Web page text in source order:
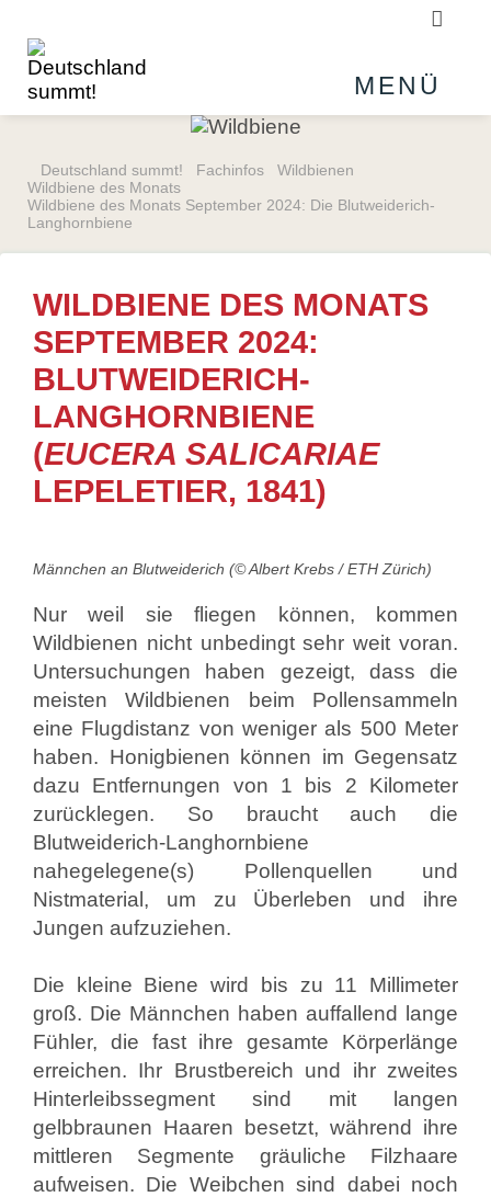
MENÜ
Deutschland summt! Fachinfos
Wildbienen
Wildbiene des Monats
Wildbiene des Monats September 2024: Die Blutweiderich-
Langhornbiene
WILDBIENE DES MONATS
SEPTEMBER 2024:
BLUTWEIDERICH-
LANGHORNBIENE
(EUCERA SALICARIAE
LEPELETIER, 1841)
Männchen an Blutweiderich (© Albert Krebs / ETH Zürich)
Nur weil sie fliegen können, kommen
Wildbienen nicht unbedingt sehr weit voran.
Untersuchungen haben gezeigt, dass die
meisten Wildbienen beim Pollensammeln
eine Flugdistanz von weniger als 500 Meter
haben. Honigbienen können im Gegensatz
dazu Entfernungen von 1 bis 2 Kilometer
zurücklegen. So braucht auch die
Blutweiderich-Langhornbiene
nahegelegene(s) Pollenquellen und
Nistmaterial, um zu Überleben und ihre
Jungen aufzuziehen.
Die kleine Biene wird bis zu 11 Millimeter
groß. Die Männchen haben auffallend lange
Fühler, die fast ihre gesamte Körperlänge
erreichen. Ihr Brustbereich und ihr zweites
Hinterleibssegment sind mit langen
gelbbraunen Haaren besetzt, während ihre
mittleren Segmente gräuliche Filzhaare
aufweisen. Die Weibchen sind dabei noch